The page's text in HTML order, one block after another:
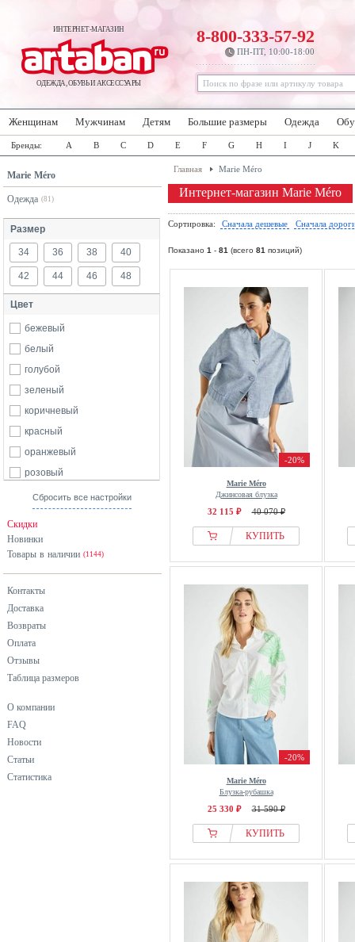
ИНТЕРНЕТ-МАГАЗИН
ОДЕЖДА, ОБУВЬ И АКСЕССУАРЫ
8-800-333-57-92
ПН-ПТ, 10:00-18:00
Женщинам Мужчинам Детям Большие размеры Одежда
Бренды: A B C D E F G H I J K
Marie Méro
Одежда (81)
Размер
34 36 38 40
42 44 46 48
Цвет
бежевый
белый
голубой
зеленый
коричневый
красный
оранжевый
розовый
синий
Сбросить все настройки
Скидки
Новинки
Товары в наличии (1144)
Контакты
Доставка
Возвраты
Оплата
Отзывы
Таблица размеров
О компании
FAQ
Новости
Статьи
Статистика
Главная Marie Méro
Интернет-магазин Marie Méro
Сортировка: Сначала дешевые Сначала
Показано 1 - 81 (всего 81 позиций)
-20%
Marie Méro
Джинсовая блузка
32 115 ₽ 40 070 ₽
КУПИТЬ
-20%
Marie Méro
Блузка-рубашка
25 330 ₽ 31 590 ₽
КУПИТЬ